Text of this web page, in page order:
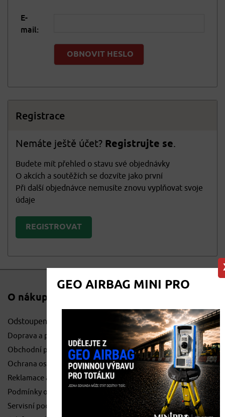
GEO AIRBAG MINI PRO
E-
mail:
Registrace
Nemáte ještě účet? Registrujte se.
Budete mít přehled o stavu své objednávky
O akcích a soutěžích se dozvíte jako první
Při další objednávce nemusíte znovu vyplňovat svoje
údaje
REGISTROVAT
O nákupu
Odstoupení od smlouvy
Doprava a platby
Obchodní podmínky
Ochrana osobních údajů
Reklamace a vrácení zboží
Podmínky o pronájmu
Servisní podmínky